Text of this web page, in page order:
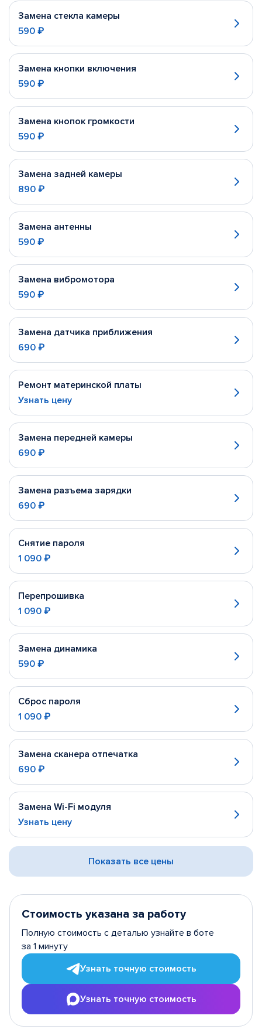
Замена стекла камеры
590 ₽
Замена кнопки включения
590 ₽
Замена кнопок громкости
590 ₽
Замена задней камеры
890 ₽
Замена антенны
590 ₽
Замена вибромотора
590 ₽
Замена датчика приближения
690 ₽
Ремонт материнской платы
Узнать цену
Замена передней камеры
690 ₽
Замена разъема зарядки
690 ₽
Снятие пароля
1 090 ₽
Перепрошивка
1 090 ₽
Замена динамика
590 ₽
Сброс пароля
1 090 ₽
Замена сканера отпечатка
690 ₽
Замена Wi-Fi модуля
Узнать цену
Показать все цены
Стоимость указана за работу
Полную стоимость с деталью узнайте в боте
за 1 минуту
Узнать точную стоимость
Узнать точную стоимость